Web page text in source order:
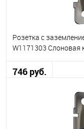
Розетка с
W1171303 Слоновая
746 руб.